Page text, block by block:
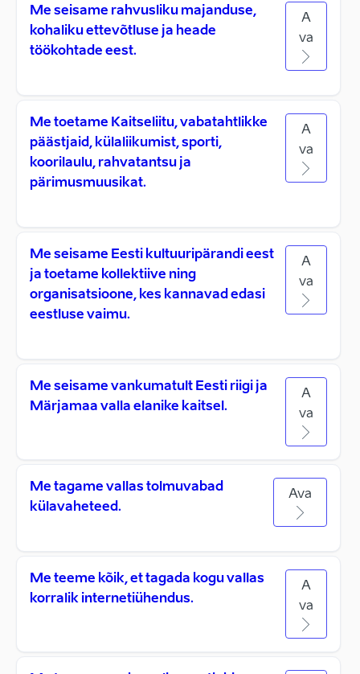
Me seisame rahvusliku majanduse,
kohaliku ettevõtluse ja heade
töökohtade eest.
A
va
Me toetame Kaitseliitu, vabatahtlikke
päästjaid, külaliikumist, sporti,
koorilaulu, rahvatantsu ja
pärimusmuusikat.
A
va
Me seisame Eesti kultuuripärandi eest
ja toetame kollektiive ning
organisatsioone, kes kannavad edasi
eestluse vaimu.
A
va
Me seisame vankumatult Eesti riigi ja
Märjamaa valla elanike kaitsel.
A
va
Me tagame vallas tolmuvabad
külavaheteed.
Ava
Me teeme kõik, et tagada kogu vallas
korralik internetiühendus.
A
va